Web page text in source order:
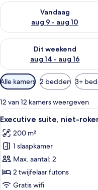
Vandaag
aug 9 - aug 10
De beschikbaarheid
Dit weekend
aug 14 - aug 16
De beschikbaarheid
Beschikbare
filters
voor
kamers
Alle kamers 2 bedden 3+
12 van 12 kamers weergeven
Alle
foto's
voor
Executive
suite,
niet-
roken
25
Executive suite, niet-
200 m²
1 slaapkamer
Max. aantal: 2
2 twijfelaar futons
Gratis wifi